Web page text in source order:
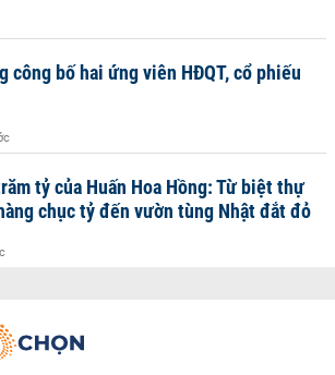
công bố hai ứng viên HĐQT, cổ phiếu
tỷ của Huấn Hoa Hồng: Từ biệt thự
chục tỷ đến vườn tùng Nhật đắt đỏ